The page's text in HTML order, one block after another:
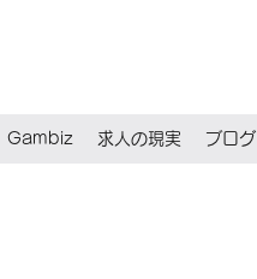
Gambiz 求人の現実 ブログ